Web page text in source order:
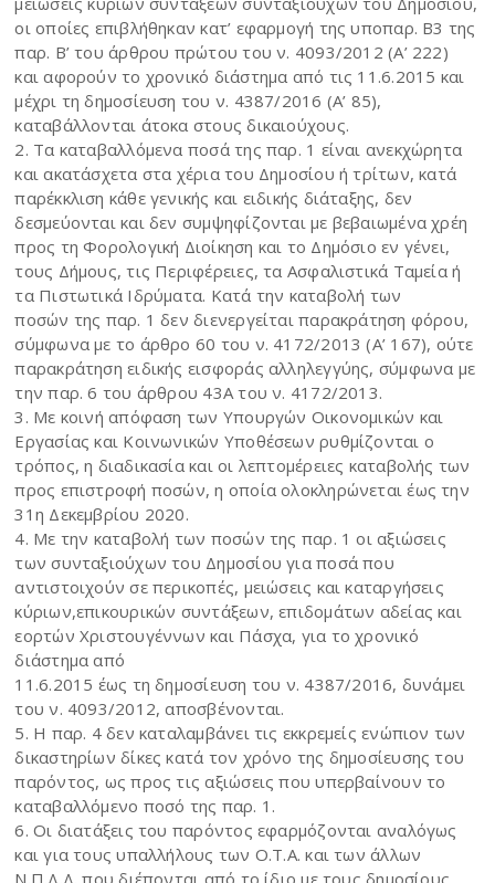
οι οποίες επιβλήθηκαν κατ’ εφαρμογή της υποπαρ. Β3 της
παρ. Β’ του άρθρου πρώτου του ν. 4093/2012 (Α’ 222)
και αφορούν το χρονικό διάστημα από τις 11.6.2015 και
μέχρι τη δημοσίευση του ν. 4387/2016 (Α’ 85),
καταβάλλονται άτοκα στους δικαιούχους.
2. Τα καταβαλλόμενα ποσά της παρ. 1 είναι ανεκχώρητα
και ακατάσχετα στα χέρια του Δημοσίου ή τρίτων, κατά
παρέκκλιση κάθε γενικής και ειδικής διάταξης, δεν
δεσμεύονται και δεν συμψηφίζονται με βεβαιωμένα χρέη
προς τη Φορολογική Διοίκηση και το Δημόσιο εν γένει,
τους Δήμους, τις Περιφέρειες, τα Ασφαλιστικά Ταμεία ή
τα Πιστωτικά Ιδρύματα. Κατά την καταβολή των
ποσών της παρ. 1 δεν διενεργείται παρακράτηση φόρου,
σύμφωνα με το άρθρο 60 του ν. 4172/2013 (Α’ 167), ούτε
παρακράτηση ειδικής εισφοράς αλληλεγγύης, σύμφωνα με
την παρ. 6 του άρθρου 43Α του ν. 4172/2013.
3. Με κοινή απόφαση των Υπουργών Οικονομικών και
Εργασίας και Κοινωνικών Υποθέσεων ρυθμίζονται ο
τρόπος, η διαδικασία και οι λεπτομέρειες καταβολής των
προς επιστροφή ποσών, η οποία ολοκληρώνεται έως την
31η Δεκεμβρίου 2020.
4. Με την καταβολή των ποσών της παρ. 1 οι αξιώσεις
των συνταξιούχων του Δημοσίου για ποσά που
αντιστοιχούν σε περικοπές, μειώσεις και καταργήσεις
κύριων,επικουρικών συντάξεων, επιδομάτων αδείας και
εορτών Χριστουγέννων και Πάσχα, για το χρονικό
διάστημα από
11.6.2015 έως τη δημοσίευση του ν. 4387/2016, δυνάμει
του ν. 4093/2012, αποσβένονται.
5. Η παρ. 4 δεν καταλαμβάνει τις εκκρεμείς ενώπιον των
δικαστηρίων δίκες κατά τον χρόνο της δημοσίευσης του
παρόντος, ως προς τις αξιώσεις που υπερβαίνουν το
καταβαλλόμενο ποσό της παρ. 1.
6. Οι διατάξεις του παρόντος εφαρμόζονται αναλόγως
και για τους υπαλλήλους των Ο.Τ.Α. και των άλλων
Ν.Π.Δ.Δ. που διέπονται από το ίδιο με τους δημοσίους